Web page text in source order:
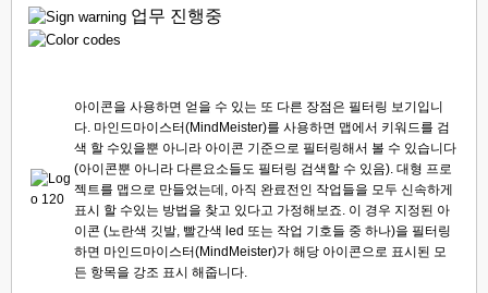
업무 진행중
아이콘을 사용하면 얻을 수 있는 또 다른 장점은 필터링 보기입니
다. 마인드마이스터(MindMeister)를 사용하면 맵에서 키워드를 검
색 할 수있을뿐 아니라 아이콘 기준으로 필터링해서 볼 수 있습니다
(아이콘뿐 아니라 다른요소들도 필터링 검색할 수 있음). 대형 프로
젝트를 맵으로 만들었는데, 아직 완료전인 작업들을 모두 신속하게
표시 할 수있는 방법을 찾고 있다고 가정해보죠. 이 경우 지정된 아
이콘 (노란색 깃발, 빨간색 led 또는 작업 기호들 중 하나)을 필터링
하면 마인드마이스터(MindMeister)가 해당 아이콘으로 표시된 모
든 항목을 강조 표시 해줍니다.